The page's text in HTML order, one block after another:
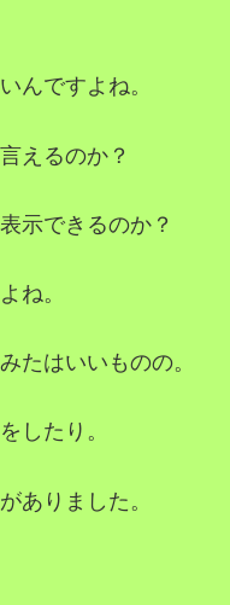
んですよね。
えるのか？
示できるのか？
ね。
たはいいものの。
したり。
ありました。